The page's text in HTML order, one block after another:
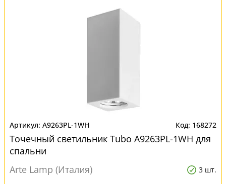
A9263PL-1WH 168272
Точечный светильник Tubo A9263PL-1WH для
спальни
Arte Lamp (Италия)
3 шт.